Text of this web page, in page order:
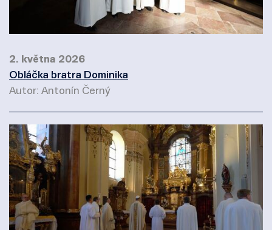
2. května 2026
Obláčka bratra Dominika
Autor: Antonín Černý